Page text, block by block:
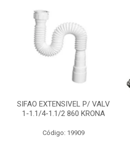
SIFAO EXTENSIVEL P/ VALV
1-1.1/4-1.1/2 860 KRONA
Código: 19909